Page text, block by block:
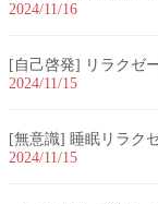
2024/11/16
[自己啓発] リラクゼ
2024/11/15
[無意識] 睡眠リラク
2024/11/15